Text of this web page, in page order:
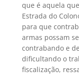
que é aquela
Estrada do
para que
armas possam
contrabando e
dificultando o
fiscalização,